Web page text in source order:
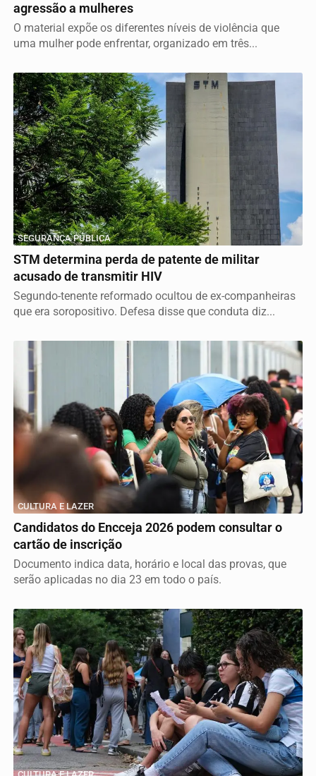
agressão a mulheres
O material expõe os diferentes níveis de violência que
uma mulher pode enfrentar, organizado em três...
SEGURANÇA PÚBLICA
STM determina perda de patente de militar
acusado de transmitir HIV
Segundo-tenente reformado ocultou de ex-companheiras
que era soropositivo. Defesa disse que conduta diz...
CULTURA E LAZER
Candidatos do Encceja 2026 podem consultar o
cartão de inscrição
Documento indica data, horário e local das provas, que
serão aplicadas no dia 23 em todo o país.